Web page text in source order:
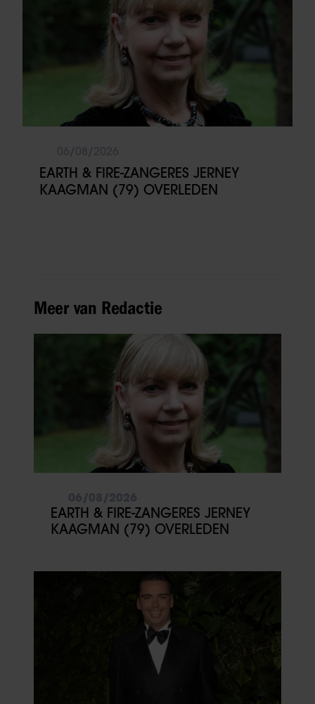
EARTH & FIRE-ZANGERES JERNEY
KAAGMAN (79) OVERLEDEN
Meer van Redactie
EARTH & FIRE-ZANGERES JERNEY
KAAGMAN (79) OVERLEDEN